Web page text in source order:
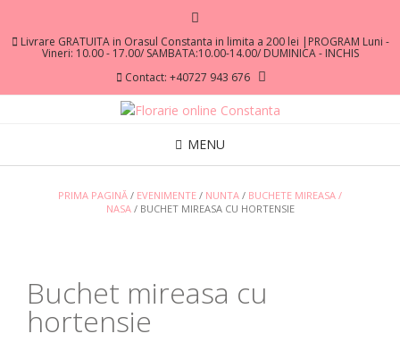
Livrare GRATUITA in Orasul Constanta in limita a 200 lei |PROGRAM Luni -
Vineri: 10.00 - 17.00/ SAMBATA:10.00-14.00/ DUMINICA - INCHIS
Contact: +40727 943 676
MENU
PRIMA PAGINĂ / EVENIMENTE / NUNTA / BUCHETE MIREASA /
NASA/ BUCHET MIREASA CU HORTENSIE
Buchet mireasa cu
hortensie